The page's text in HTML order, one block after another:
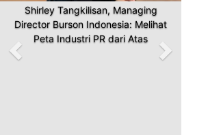
Shirley Tangkilisan, Managing
Director Burson Indonesia: Melihat
Peta Industri PR dari Atas